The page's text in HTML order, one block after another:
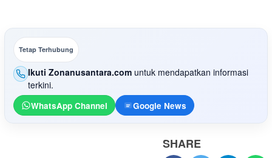
Tetap Terhubung
Ikuti Zonanusantara.com untuk mendapatkan informasi
terkini.
WhatsApp Channel Google News
SHARE